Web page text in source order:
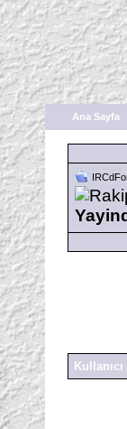
Ana Sayfa